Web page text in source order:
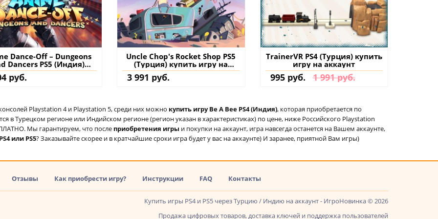
Dance-Off – Dungeons
Dancers PS5 (Индия)
купить
руб.
Uncle Chop's Rocket Shop PS5
(Турция) купить игру на
аккаунт
3 991 руб.
TrainerVR PS4 (Турция) купить
игру на аккаунт
995 руб. 1 991 руб.
Playstation 4 и Playstation 5, среди них можно купить игру Be A Bee PS4 (Индия), которая приобретается по
в Турецком регионе или Индийском регионе (регион указан в характеристиках) по цене, ниже Российского Playstation
Мы гарантируем, что после приобретения игры и покупки на аккаунт, игра навсегда останется на Вашем аккаунте,
или PS5? Заказывайте скорее и в кратчайшие сроки игра будет у вас на аккаунте) И заранее, приятной Вам игры)
Отзывы Как приобрести игру? Инструкции FAQ Контакты
Купить игры PS4 и PS5 через Турцию / Индию на аккаунт - ИгроНовинка © 2026
Продажа цифровых товаров, доставка ключей и поддержка пользователей